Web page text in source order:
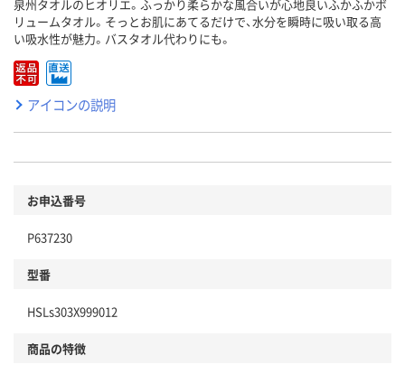
泉州タオルのヒオリエ。ふっかり柔らかな風合いが心地良いふかふかボ
リュームタオル。そっとお肌にあてるだけで、水分を瞬時に吸い取る高
い吸水性が魅力。バスタオル代わりにも。
アイコンの説明
お申込番号
P637230
型番
HSLs303X999012
商品の特徴